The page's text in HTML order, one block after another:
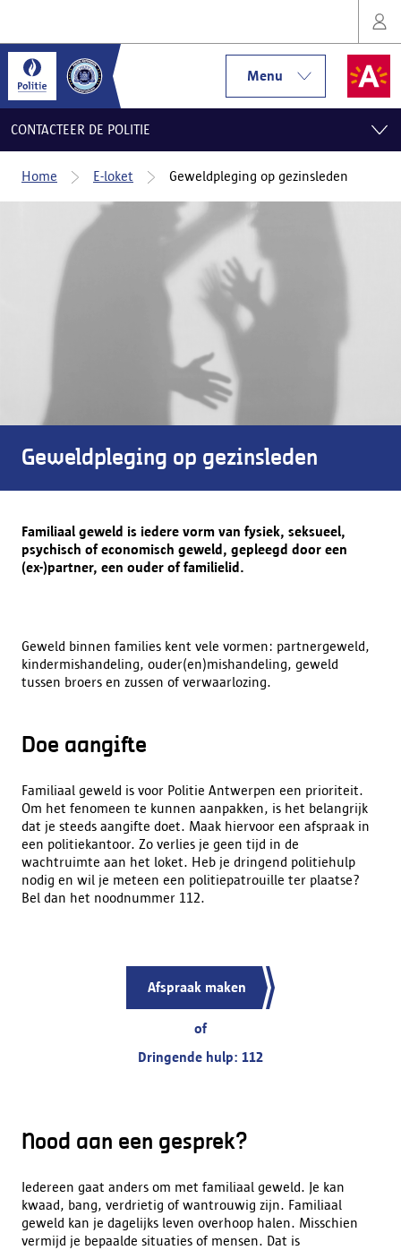
Menu
CONTACTEER DE POLITIE
Home E-loket Geweldpleging op gezinsleden
Geweldpleging op gezinsleden
Familiaal geweld is iedere vorm van fysiek, seksueel,
psychisch of economisch geweld, gepleegd door een
(ex-)partner, een ouder of familielid.
Geweld binnen families kent vele vormen: partnergeweld,
kindermishandeling, ouder(en)mishandeling, geweld
tussen broers en zussen of verwaarlozing.
Doe aangifte
Familiaal geweld is voor Politie Antwerpen een prioriteit.
Om het fenomeen te kunnen aanpakken, is het belangrijk
dat je steeds aangifte doet. Maak hiervoor een afspraak in
een politiekantoor. Zo verlies je geen tijd in de
wachtruimte aan het loket. Heb je dringend politiehulp
nodig en wil je meteen een politiepatrouille ter plaatse?
Bel dan het noodnummer 112.
Afspraak maken
of
Dringende hulp: 112
Nood aan een gesprek?
Iedereen gaat anders om met familiaal geweld. Je kan
kwaad, bang, verdrietig of wantrouwig zijn. Familiaal
geweld kan je dagelijks leven overhoop halen. Misschien
vermijd je bepaalde situaties of mensen. Dat is